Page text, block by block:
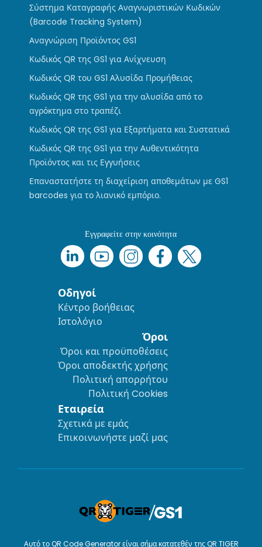
Σύστημα Καταγραφής Αναγνωριστικών Κωδικών
(Barcode Tracking System)
Αναγνώριση Προϊόντος GS1
Κωδικός QR της GS1 για Ανίχνευση
Κωδικός QR του GS1 Αλυσίδα Προμήθειας
Κωδικός QR της GS1 για την αλυσίδα από το
αγρόκτημα στο τραπέζι
Κωδικός QR της GS1 για Εξαρτήματα και Συστατικά
Κωδικός QR της GS1 για την Αυθεντικότητα
Προϊόντος και τις Εγγυήσεις
Επαναστατήστε τη διαχείριση αποθεμάτων με GS1
barcodes για το λιανικό εμπόριο.
Εγγραφείτε στην κοινότητα
Οδηγοί
Κέντρο βοήθειας
Ιστολόγιο
Όροι
Όροι και προϋποθέσεις
Όροι αποδεκτής χρήσης
Πολιτική απορρήτου
Πολιτική Cookies
Εταιρεία
Σχετικά με εμάς
Επικοινωνήστε μαζί μας
Αυτό το QR Code Generator είναι σήμα κατατεθέν της QR TIGER